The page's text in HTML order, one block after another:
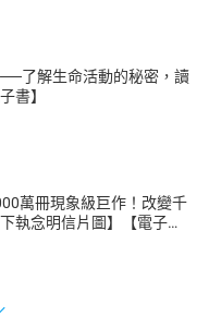
了解生命活動的秘密，讀
書】
萬冊現象級巨作！改變千
執念明信片圖】【電子